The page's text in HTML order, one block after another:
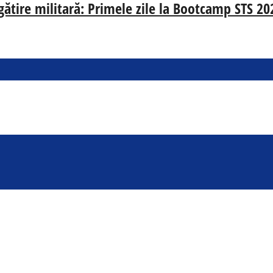
militară: Primele zile la Bootcamp STS